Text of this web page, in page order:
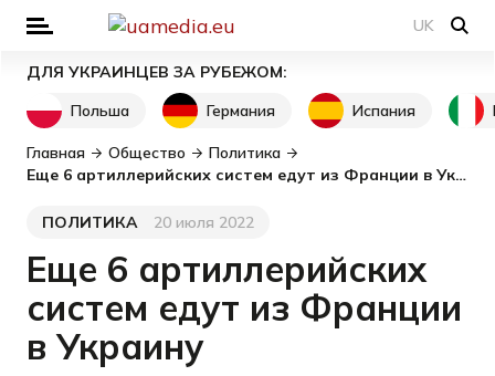
UK
ДЛЯ УКРАИНЦЕВ ЗА РУБЕЖОМ:
Польша
Германия Испания
Главная Общество
Политика
Еще 6 артиллерийских систем едут из Франции в Украину
Категория
ПОЛИТИКА
Дата публикации
20 июля 2022
Еще 6 артиллерийских
систем едут из Франции
в Украину